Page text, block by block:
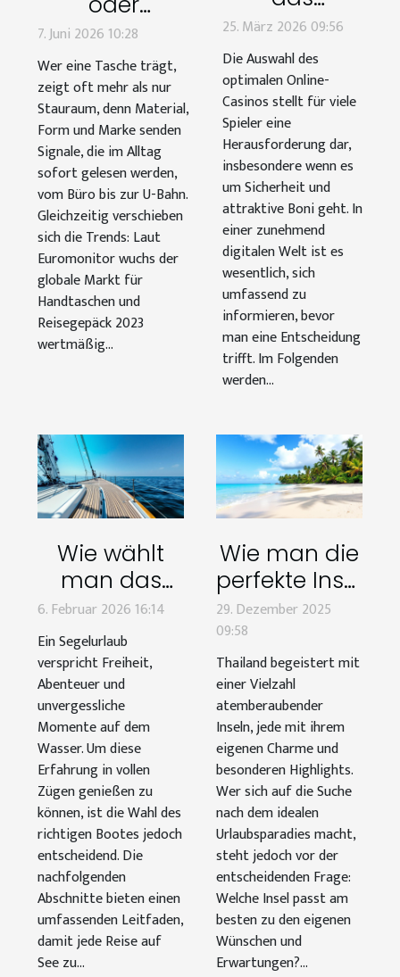
statement?
wenn
taschen
persönlichkeit
zeigen
7. Juni 2026 10:28
Wer eine Tasche trägt,
zeigt oft mehr als nur
Stauraum, denn Material,
Form und Marke senden
Signale, die im Alltag
sofort gelesen werden,
vom Büro bis zur U-Bahn.
Gleichzeitig verschieben
sich die Trends: Laut
Euromonitor wuchs der
globale Markt für
Handtaschen und
Reisegepäck 2023
wertmäßig...
optimale
Online-
Casino
auswählt:
Sicherheit
und Boni?
25. März 2026 09:56
Die Auswahl des
optimalen Online-
Casinos stellt für viele
Spieler eine
Herausforderung dar,
insbesondere wenn es
um Sicherheit und
attraktive Boni geht. In
einer zunehmend
digitalen Welt ist es
wesentlich, sich
umfassend zu
informieren, bevor
man eine Entscheidung
trifft. Im Folgenden
werden...
Wie wählt
man das
perfekte Boot
für Ihren
nächsten
Segelurlaub?
6. Februar 2026 16:14
Ein Segelurlaub
verspricht Freiheit,
Abenteuer und
unvergessliche
Momente auf dem
Wasser. Um diese
Erfahrung in vollen
Zügen genießen zu
können, ist die Wahl des
richtigen Bootes jedoch
entscheidend. Die
nachfolgenden
Abschnitte bieten einen
umfassenden Leitfaden,
damit jede Reise auf
See zu...
Wie man die
perfekte Insel
in Thailand
für deinen
Urlaub wählt
29. Dezember 2025
09:58
Thailand begeistert mit
einer Vielzahl
atemberaubender
Inseln, jede mit ihrem
eigenen Charme und
besonderen Highlights.
Wer sich auf die Suche
nach dem idealen
Urlaubsparadies macht,
steht jedoch vor der
entscheidenden Frage:
Welche Insel passt am
besten zu den eigenen
Wünschen und
Erwartungen?...